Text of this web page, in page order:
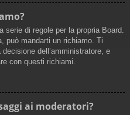
di regole per la propria Board.
può mandarti un richiamo. Ti
dell’amministratore, e
con questi richiami.
ai moderatori?